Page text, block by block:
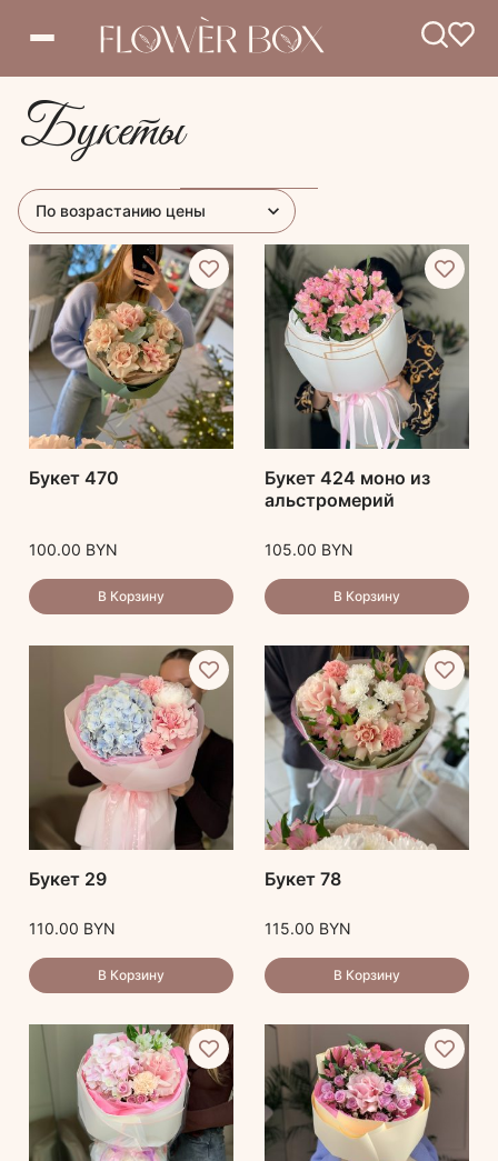
Букеты
Букет 470
100.00 BYN
В Корзину
Букет 424 моно из
альстромерий
105.00 BYN
В Корзину
Букет 29
110.00 BYN
В Корзину
Букет 78
115.00 BYN
В Корзину